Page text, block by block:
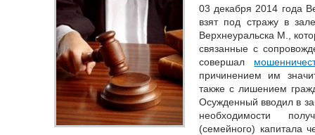
03 декабря 2014 года
взят под стражу в
Верхнеуральска М.,
связанные с
совершал
причинением им
также с лишением
Осужденный вводил в
необходимости
(семейного) капитала